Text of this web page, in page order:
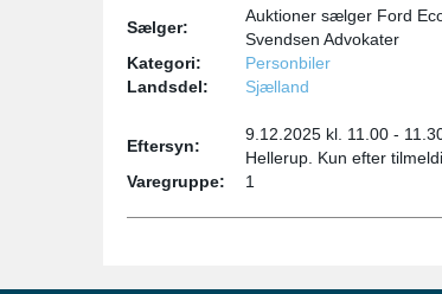
Sælger:
Auktioner sælger Ford
Svendsen Advokater
Kategori:
Personbiler
Landsdel:
Sjælland
Eftersyn:
9.12.2025 kl. 11.00 -
Hellerup. Kun efter
Varegruppe:
1